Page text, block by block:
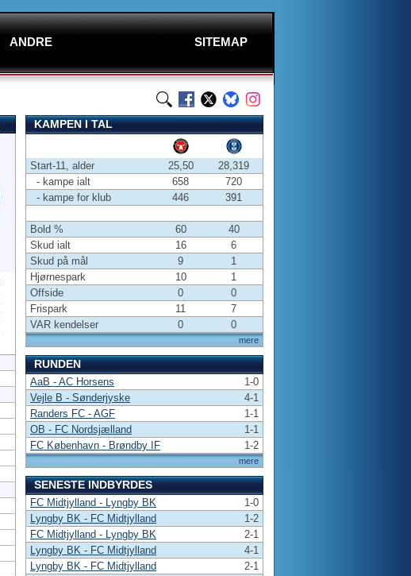
ANDRE SITEMAP
KAMPEN I TAL
mere
Start-11, alder 25,50
28,319
- kampe ialt
658
720
- kampe for klub
446 391
Bold % 60
40
Skud ialt
16
6
Skud på mål
9
1
Hjørnespark
10
1
Offside
0
0
Frispark
11
7
VAR kendelser
0 0
RUNDEN
mere
AaB - AC Horsens
1-0
Vejle B - Sønderjyske
4-1
Randers FC - AGF
1-1
OB - FC Nordsjælland
1-1
FC København - Brøndby IF
1-2
SENESTE INDBYRDES
FC Midtjylland - Lyngby BK
1-0
Lyngby BK - FC Midtjylland
1-2
FC Midtjylland - Lyngby BK
2-1
Lyngby BK - FC Midtjylland
4-1
Lyngby BK - FC Midtjylland
2-1